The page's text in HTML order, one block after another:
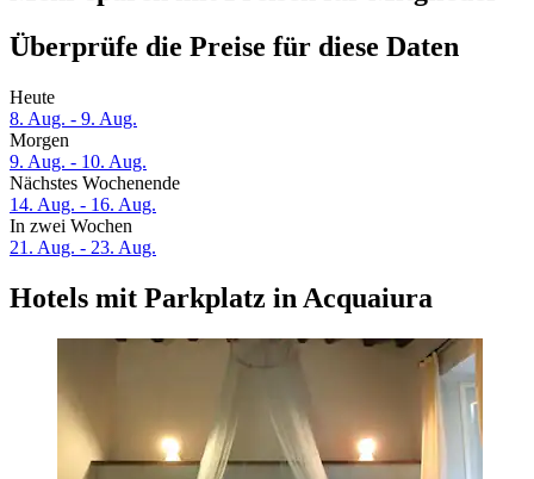
Überprüfe die Preise für diese Daten
Heute
8. Aug. - 9. Aug.
Morgen
9. Aug. - 10. Aug.
Nächstes Wochenende
14. Aug. - 16. Aug.
In zwei Wochen
21. Aug. - 23. Aug.
Hotels mit Parkplatz in Acquaiura